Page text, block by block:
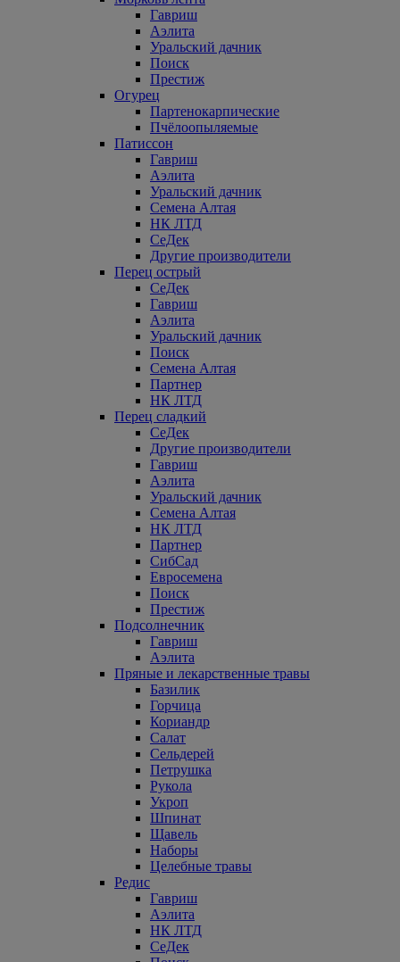
Гавриш
Аэлита
Уральский дачник
Поиск
Престиж
Огурец
Партенокарпические
Пчёлоопыляемые
Патиссон
Гавриш
Аэлита
Уральский дачник
Семена Алтая
НК ЛТД
СеДек
Другие производители
Перец острый
СеДек
Гавриш
Аэлита
Уральский дачник
Поиск
Семена Алтая
Партнер
НК ЛТД
Перец сладкий
СеДек
Другие производители
Гавриш
Аэлита
Уральский дачник
Семена Алтая
НК ЛТД
Партнер
СибСад
Евросемена
Поиск
Престиж
Подсолнечник
Гавриш
Аэлита
Пряные и лекарственные травы
Базилик
Горчица
Кориандр
Салат
Сельдерей
Петрушка
Рукола
Укроп
Шпинат
Щавель
Наборы
Целебные травы
Редис
Гавриш
Аэлита
НК ЛТД
СеДек